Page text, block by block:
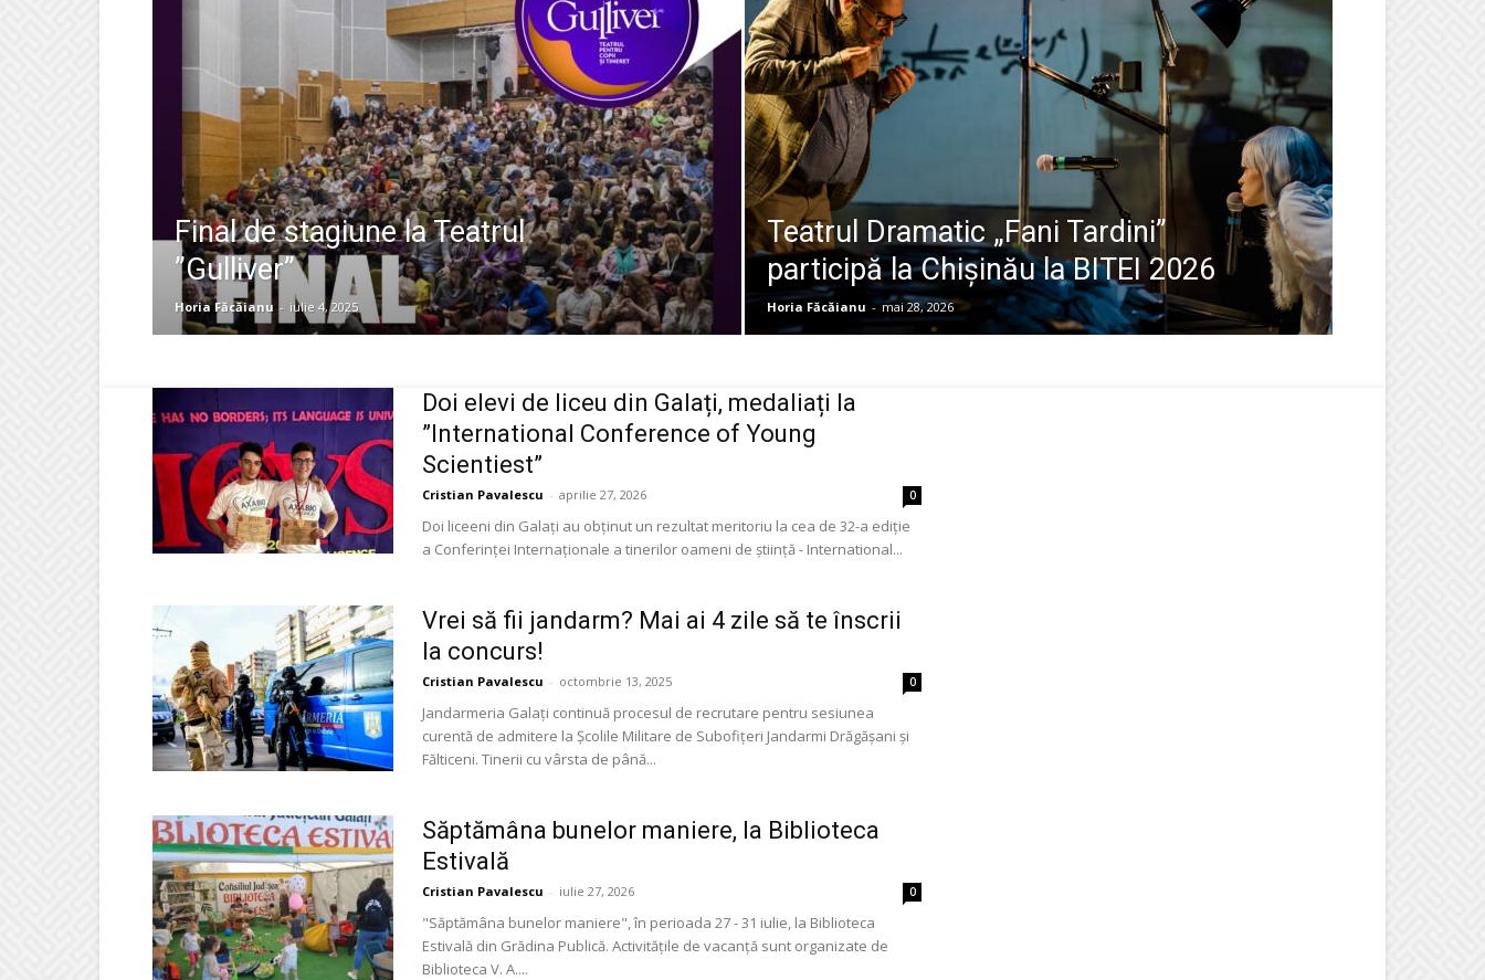
Final de stagiune la Teatrul
”Gulliver”
Horia Făcăianu - iulie 4, 2025
Teatrul Dramatic „Fani Tardini”
participă la Chișinău la BITEI 2026
Horia Făcăianu - mai 28, 2026
Doi elevi de liceu din Galați, medaliați la
”International Conference of Young
Scientiest”
Cristian Pavalescu - aprilie 27, 2026 0
Doi liceeni din Galați au obținut un rezultat meritoriu la cea de 32-a ediție
a Conferinței Internaționale a tinerilor oameni de știință - International...
Vrei să fii jandarm? Mai ai 4 zile să te înscrii
la concurs!
Cristian Pavalescu - octombrie 13, 2025 0
Jandarmeria Galați continuă procesul de recrutare pentru sesiunea
curentă de admitere la Școlile Militare de Subofițeri Jandarmi Drăgășani și
Fălticeni. Tinerii cu vârsta de până...
Săptămâna bunelor maniere, la Biblioteca
Estivală
Cristian Pavalescu - iulie 27, 2026 0
"Săptămâna bunelor maniere", în perioada 27 - 31 iulie, la Biblioteca
Estivală din Grădina Publică. Activitățile de vacanță sunt organizate de
Biblioteca V. A....